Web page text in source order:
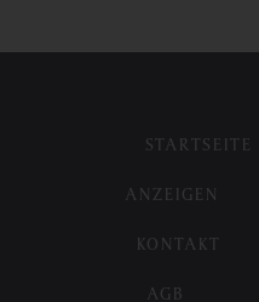
STARTSEITE
ANZEIGEN
KONTAKT
AGB